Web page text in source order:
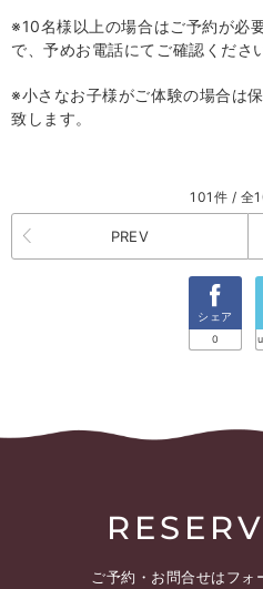
※10名様以上の場合はご予約が必
で、予めお電話にてご確認くださ
※小さなお子様がご体験の場合は
致します。
101件 / 全
PREV
シェア
0
ご予約・お問合せはフォ